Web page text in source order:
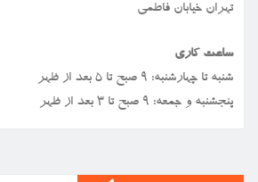
تهران خیابان فاطمی
ساعت کاری
شنبه تا چهارشنبه: ۹ صبح تا ۵ بعد از ظهر
پنجشنبه و جمعه: ۹ صبح تا ۳ بعد از ظهر